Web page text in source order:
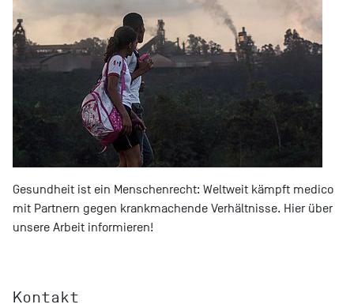
Gesundheit ist ein Menschenrecht: Weltweit kämpft medico
mit Partnern gegen krankmachende Verhältnisse. Hier über
unsere Arbeit informieren!
Kontakt